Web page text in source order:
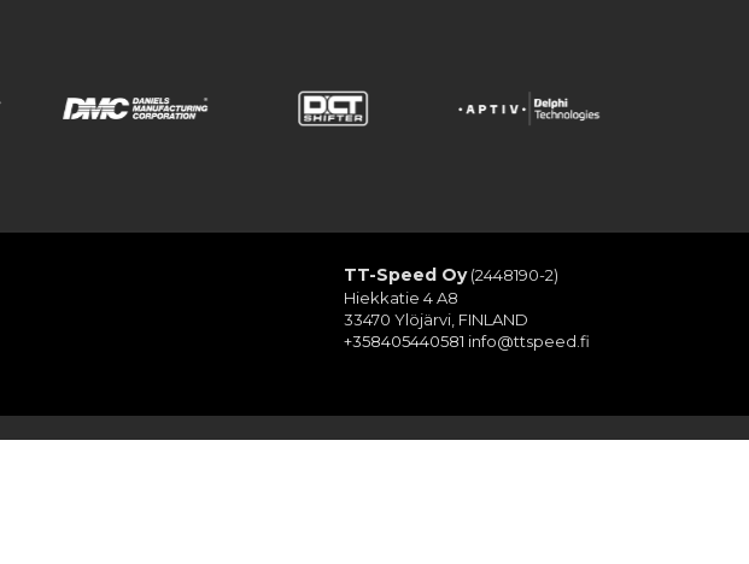
TT-Speed Oy(2448190-2)
Hiekkatie 4 A8
33470 Ylöjärvi, FINLAND
+358405440581 info@ttspeed.fi